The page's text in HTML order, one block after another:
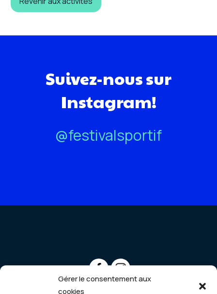
Gérer le consentement aux
cookies
Suivez-nous sur
Instagram!
@festivalsportif